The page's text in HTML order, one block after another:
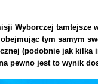
Wyborczej tamtejsze
tym samym
(podobnie jak kilka
pewno jest to wynik